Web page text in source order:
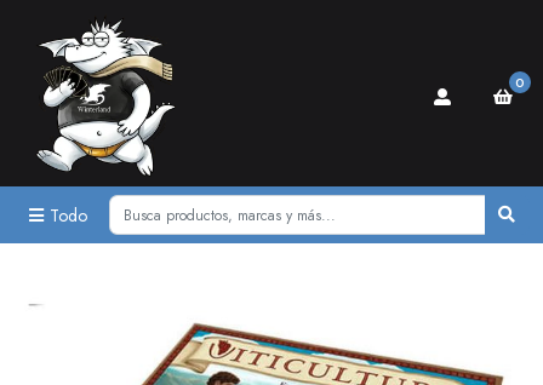
Todo
0